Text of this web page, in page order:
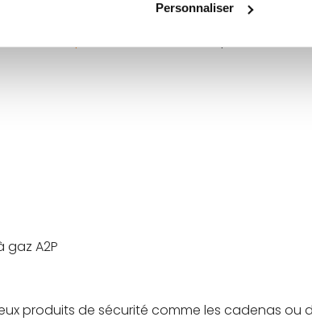
Personnaliser
gaz A2P
produits de sécurité comme les cadenas ou